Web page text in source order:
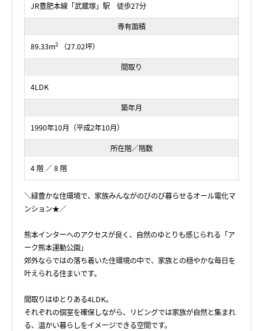
JR豊肥本線「武蔵塚」駅 徒歩27分
専有面積
89.33m2
（27.02坪）
間取り
4LDK
築年月
1990年10月（平成2年10月）
所在階／階数
4 階 ／ 8 階
＼緑豊かな住環境で、家族みんながのびのび暮らせるオール電化マ
ンション★／
熊本インターへのアクセスが良く、自然のゆとりも感じられる「ア
ーク熊本運動公園」
郊外ならではの落ち着いた住環境の中で、家族との穏やかな毎日を
叶えられる住まいです。
間取りはゆとりある4LDK。
それぞれの個室を確保しながら、リビングでは家族が自然と集まれ
る、温かい暮らしをイメージできる空間です。